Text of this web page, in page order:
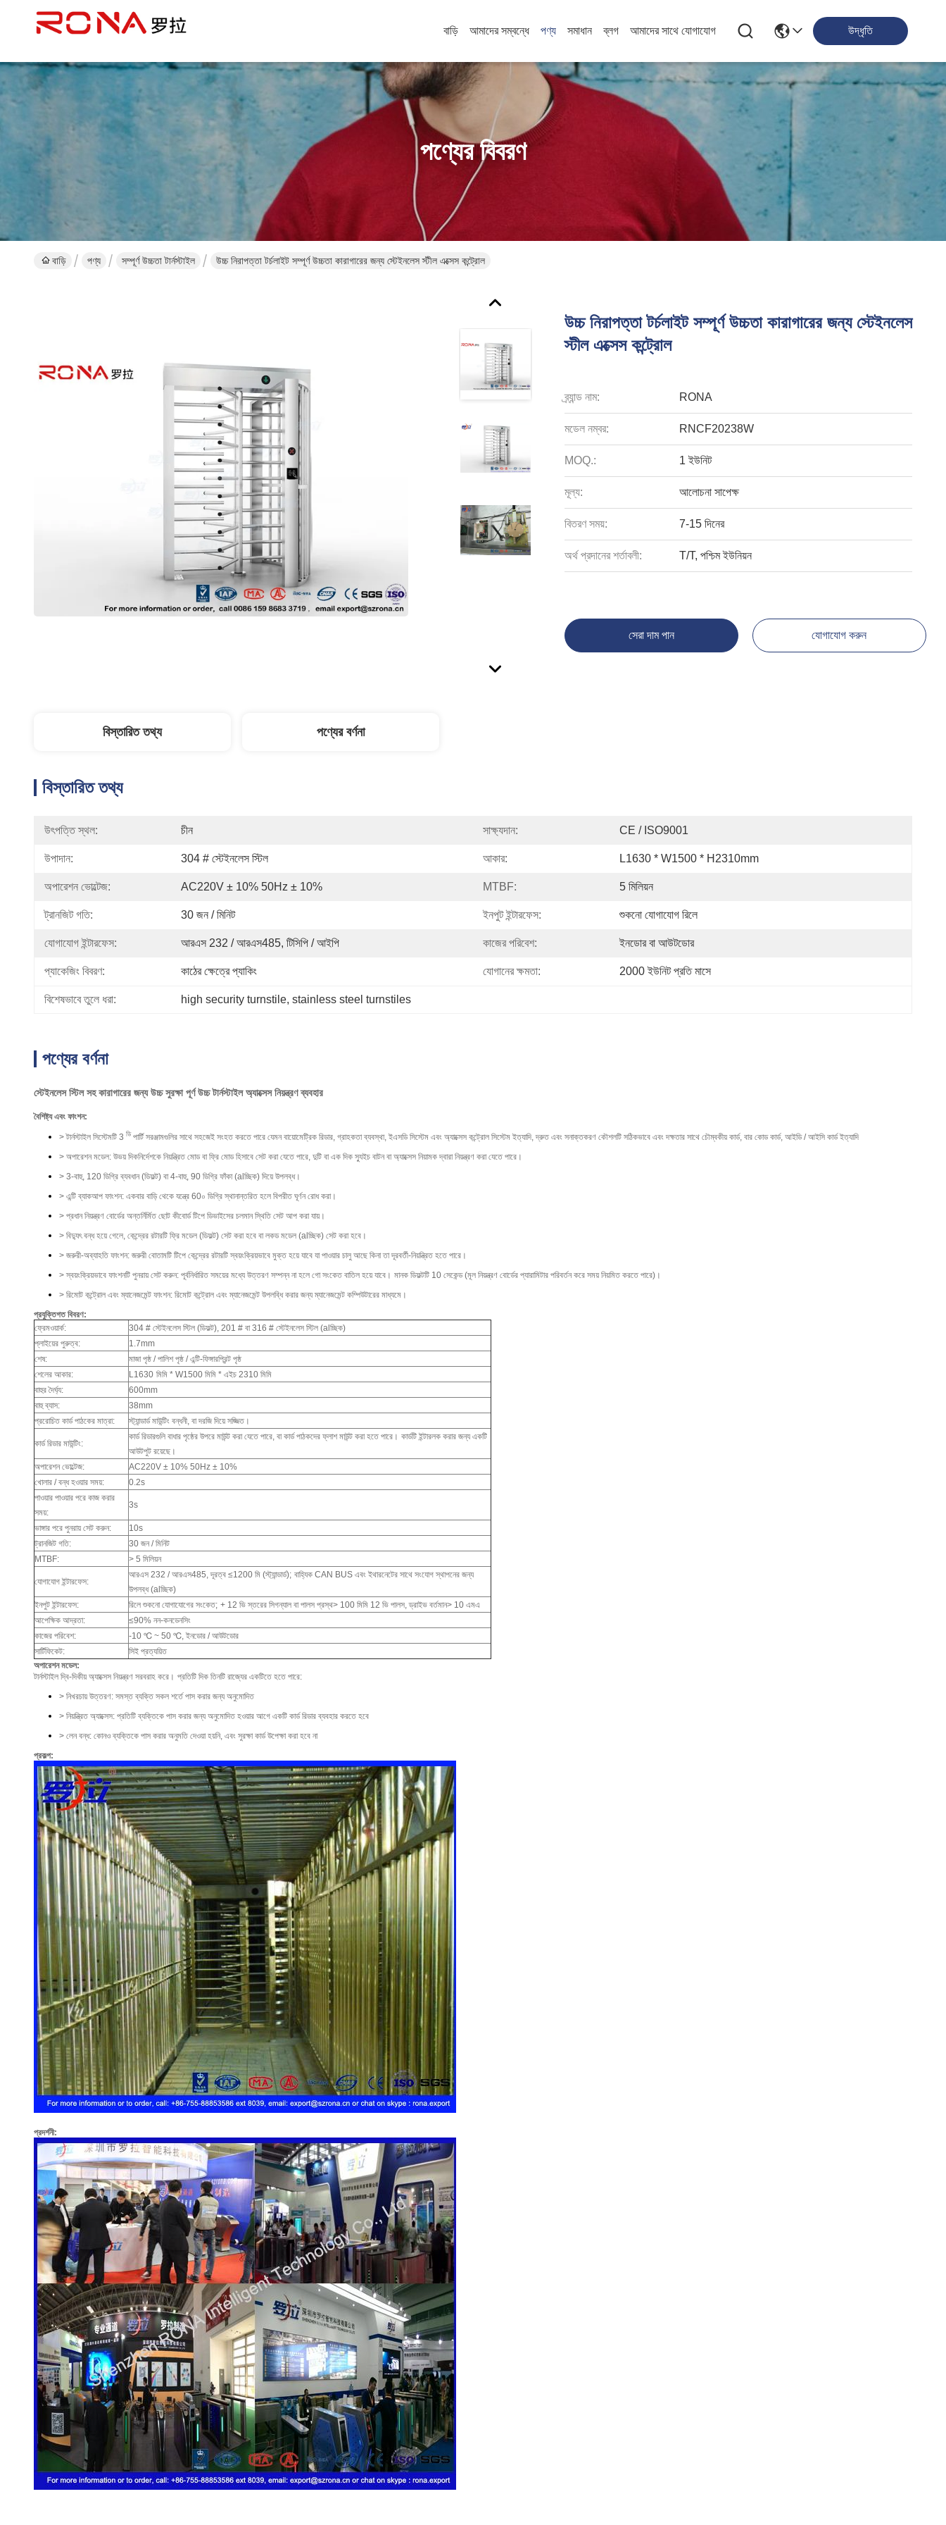
বাড়ি আমাদের সম্বন্ধে পণ্য সমাধান ব্লগ আমাদের সাথে যোগাযোগ উদ্ধৃতি
পণ্যের বিবরণ
বাড়ি পণ্য সম্পূর্ণ উচ্চতা টার্নস্টাইল উচ্চ নিরাপত্তা টর্চলাইট সম্পূর্ণ উচ্চতা কারাগারের জন্য স্টেইনলেস স্টীল এক্সেস কন্ট্রোল
উচ্চ নিরাপত্তা টর্চলাইট সম্পূর্ণ উচ্চতা কারাগারের জন্য স্টেইনলেস
স্টীল এক্সেস কন্ট্রোল
ব্র্যান্ড নাম: RONA
মডেল নম্বর: RNCF20238W
MOQ.: 1 ইউনিট
মূল্য: আলোচনা সাপেক্ষ
বিতরণ সময়: 7-15 দিনের
অর্থ প্রদানের শর্তাবলী: T/T, পশ্চিম ইউনিয়ন
সেরা দাম পান যোগাযোগ করুন
বিস্তারিত তথ্য পণ্যের বর্ণনা
বিস্তারিত তথ্য
উৎপত্তি স্থল: চীন সাক্ষ্যদান: CE / ISO9001
উপাদান: 304 # স্টেইনলেস স্টিল আকার: L1630 * W1500 * H2310mm
অপারেশন ভোল্টেজ: AC220V ± 10% 50Hz ± 10% MTBF: 5 মিলিয়ন
ট্রানজিট গতি: 30 জন / মিনিট ইনপুট ইন্টারফেস: শুকনো যোগাযোগ রিলে
যোগাযোগ ইন্টারফেস: আরএস 232 / আরএস485, টিসিপি / আইপি কাজের পরিবেশ: ইনডোর বা আউটডোর
প্যাকেজিং বিবরণ: কাঠের ক্ষেত্রে প্যাকিং যোগানের ক্ষমতা: 2000 ইউনিট প্রতি মাসে
বিশেষভাবে তুলে ধরা: high security turnstile, stainless steel turnstiles
পণ্যের বর্ণনা
স্টেইনলেস স্টিল সহ কারাগারের জন্য উচ্চ সুরক্ষা পূর্ণ উচ্চ টার্নস্টাইল অ্যাক্সেস নিয়ন্ত্রণ ব্যবহার
বৈশিষ্ট্য এবং ফাংশন:
> টার্নস্টাইল সিস্টেমটি 3 ডি পার্টি সরঞ্জামগুলির সাথে সহজেই সংহত করতে পারে যেমন বায়োমেট্রিক রিডার, গ্রাহকতা ব্যবস্থা, ইএসডি সিস্টেম এবং অ্যাক্সেস কন্ট্রোল সিস্টেম ইত্যাদি, দ্রুত এবং সনাক্তকরণ কৌশলটি সঠিকভাবে এবং দক্ষতার সাথে চৌম্বকীয় কার্ড, বার কোড কার্ড, আইডি / আইসি কার্ড ইত্যাদি
> অপারেশন মডেল: উভয় দিকনির্দেশকে নিয়ন্ত্রিত মোড বা ফ্রি মোড হিসাবে সেট করা যেতে পারে, দুটি বা এক দিক স্যুইচ বাটন বা অ্যাক্সেস নিয়ামক দ্বারা নিয়ন্ত্রণ করা যেতে পারে।
> 3-বাহু, 120 ডিগ্রি ব্যবধান (ডিফল্ট) বা 4-বাহু, 90 ডিগ্রি ফাঁকা (alচ্ছিক) দিয়ে উপলব্ধ।
> এন্টি ব্যাকআপ ফাংশন: একবার বাড়ি থেকে যন্ত্রে 60০ ডিগ্রি স্থানান্তরিত হলে বিপরীত ঘূর্ণন রোধ করা।
> প্রধান নিয়ন্ত্রণ বোর্ডের অন্তর্নির্মিত ছোট কীবোর্ড টিপে ডিভাইসের চলমান স্থিতি সেট আপ করা যায়।
> বিদ্যুৎ বন্ধ হয়ে গেলে, কেন্দ্রের রটারটি ফ্রি মডেল (ডিফল্ট) সেট করা হবে বা লকড মডেল (alচ্ছিক) সেট করা হবে।
> জরুরী-অব্যাহতি ফাংশন: জরুরী বোতামটি টিপে কেন্দ্রের রটারটি স্বয়ংক্রিয়ভাবে মুক্ত হয়ে যাবে যা পাওয়ার চালু আছে কিনা তা দূরবর্তী-নিয়ন্ত্রিত হতে পারে।
> স্বয়ংক্রিয়ভাবে ফাংশনটি পুনরায় সেট করুন: পূর্বনির্ধারিত সময়ের মধ্যে উত্তরণ সম্পন্ন না হলে গো সংকেত বাতিল হয়ে যাবে। মানক ডিফল্টটি 10 ​​সেকেন্ড (মূল নিয়ন্ত্রণ বোর্ডের প্যারামিটার পরিবর্তন করে সময় নিয়মিত করতে পারে)।
> রিমোট কন্ট্রোল এবং ম্যানেজমেন্ট ফাংশন: রিমোট কন্ট্রোল এবং ম্যানেজমেন্ট উপলব্ধি করার জন্য ম্যানেজমেন্ট কম্পিউটারের মাধ্যমে।
প্রযুক্তিগত বিবরণ:
ফ্রেমওয়ার্ক:
304 # স্টেইনলেস স্টিল (ডিফল্ট), 201 # বা 316 # স্টেইনলেস স্টিল (alচ্ছিক)
প্লাইয়ের পুরুত্ব:
1.7mm
শেষ:
মাজা পৃষ্ঠ / পালিশ পৃষ্ঠ / এন্টি-ফিঙ্গারপ্রিন্ট পৃষ্ঠ
শেলের আকার:
L1630 মিমি * W1500 মিমি * এইচ 2310 মিমি
বাহুর দৈর্ঘ্য:
600mm
বাহু ব্যাস:
38mm
প্ররোচিত কার্ড পাঠকের মাত্রা:
স্ট্যান্ডার্ড মাউন্টিং বন্ধনী, বা দরজি দিয়ে সজ্জিত।
কার্ড রিডার মাউন্টিং:
কার্ড রিডারগুলি বাধার পৃষ্ঠের উপরে মাউন্ট করা যেতে পারে, বা কার্ড পাঠকদের ফ্লাশ মাউন্ট করা হতে পারে। কার্ডটি ইন্টারলক করার জন্য একটি
আউটপুট রয়েছে।
অপারেশন ভোল্টেজ:
AC220V ± 10% 50Hz ± 10%
খোলার / বন্ধ হওয়ার সময়:
0.2s
পাওয়ার পাওয়ার পরে কাজ করার
সময়:
3s
ভাঙ্গার পরে পুনরায় সেট করুন:
10s
ট্রানজিট গতি:
30 জন / মিনিট
MTBF:
> 5 মিলিয়ন
যোগাযোগ ইন্টারফেস:
আরএস 232 / আরএস485, দূরত্ব ≤1200 মি (স্ট্যান্ডার্ড); বাহ্যিক CAN BUS এবং ইথারনেটের সাথে সংযোগ স্থাপনের জন্য
উপলব্ধ (alচ্ছিক)
ইনপুট ইন্টারফেস:
রিলে শুকনো যোগাযোগের সংকেত; + 12 ভি স্তরের সিগন্যাল বা পালস প্রস্থ> 100 মিমি 12 ভি পালস, ড্রাইভ বর্তমান> 10 এমএ
আপেক্ষিক আদ্রতা:
≤90% নন-কনডেনসিং
কাজের পরিবেশ:
-10 ℃ ~ 50 ℃, ইনডোর / আউটডোর
সার্টিফিকেট:
সিই প্রত্যয়িত
অপারেশন মডেল:
টার্নস্টাইল দ্বি-দিকীয় অ্যাক্সেস নিয়ন্ত্রণ সরবরাহ করে। প্রতিটি দিক তিনটি রাজ্যের একটিতে হতে পারে:
> নিখরচায় উত্তরণ: সমস্ত ব্যক্তি সকল শর্তে পাস করার জন্য অনুমোদিত
> নিয়ন্ত্রিত অ্যাক্সেস: প্রতিটি ব্যক্তিকে পাস করার জন্য অনুমোদিত হওয়ার আগে একটি কার্ড রিডার ব্যবহার করতে হবে
> লেন বন্ধ: কোনও ব্যক্তিকে পাস করার অনুমতি দেওয়া হয়নি, এবং সুরক্ষা কার্ড উপেক্ষা করা হবে না
প্রকল্প:
প্রদর্শনী: